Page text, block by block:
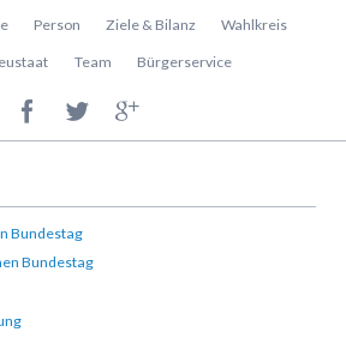
Person Ziele & Bilanz Wahlkreis
Team Bürgerservice
Bundestag
Bundestag